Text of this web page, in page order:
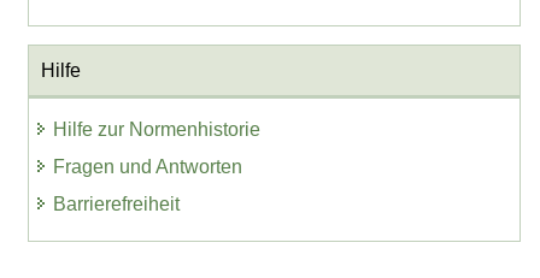
Hilfe
Hilfe zur Normenhistorie
Fragen und Antworten
Barrierefreiheit